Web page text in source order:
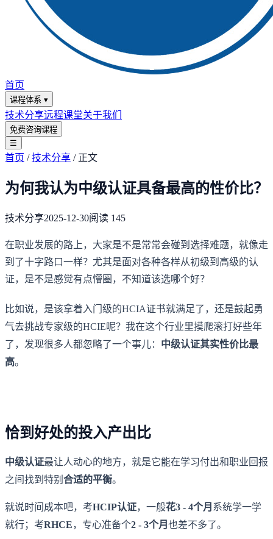
首页
课程体系 ▾
技术分享远程课堂关于我们
免费咨询课程
☰
首页 /技术分享 / 正文
为何我认为中级认证具备最高的性价比？
技术分享2025-12-30阅读 145
在职业发展的路上，大家是不是常常会碰到选择难题，就像走
到了十字路口一样？尤其是面对各种各样从初级到高级的认
证，是不是感觉有点懵圈，不知道该选哪个好？
比如说，是该拿着入门级的HCIA证书就满足了，还是鼓起勇
气去挑战专家级的HCIE呢？我在这个行业里摸爬滚打好些年
了，发现很多人都忽略了一个事儿： 中级认证其实性价比最
高。
恰到好处的投入产出比
中级认证最让人动心的地方，就是它能在学习付出和职业回报
之间找到特别 合适的平衡。
就说时间成本吧，考HCIP认证，一般花3 - 4个月 系统学一学
就行；考RHCE，专心准备个2 - 3个月 也差不多了。